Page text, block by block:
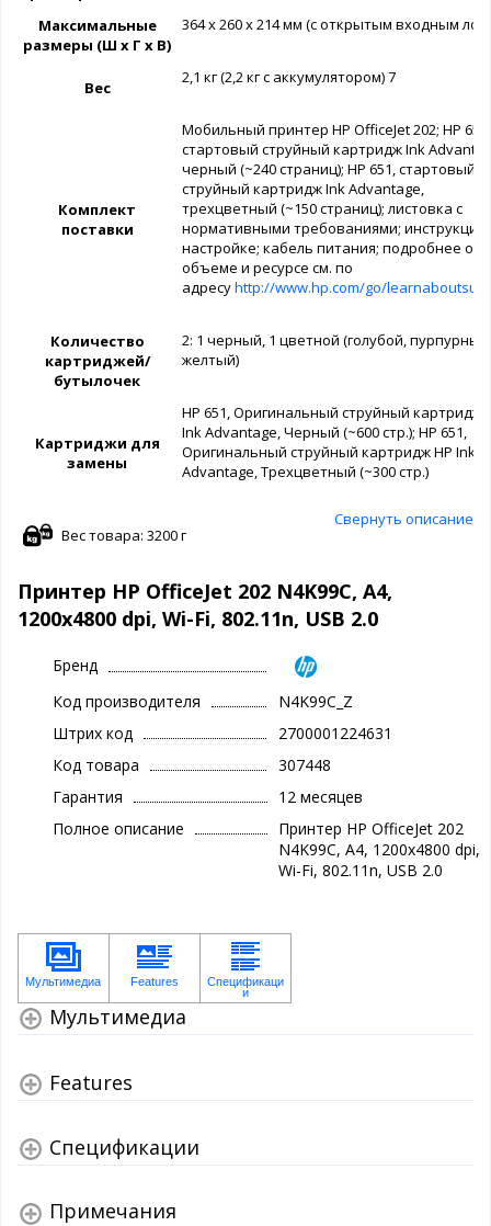
Максимальные
размеры (Ш x Г x В)
364 x 260 x 214 мм (с открытым входным
Вес
2,1 кг (2,2 кг с аккумулятором)7
Комплект
поставки
Мобильный принтер HP OfficeJet 202; HP 651,
стартовый струйный картридж Ink
черный (~240 страниц); HP 651, стартовый
струйный картридж Ink Advantage,
трехцветный (~150 страниц); листовка с
нормативными требованиями; инструкция
настройке; кабель питания; подробнее об
объеме и ресурсе см. по
адресуhttp://www.hp.com/go/
Количество
картриджей/
бутылочек
2: 1 черный, 1 цветной (голубой, пурпурный,
желтый)
Картриджи для
замены
HP 651, Оригинальный струйный картридж
Ink Advantage, Черный (~600 стр.); HP 651,
Оригинальный струйный картридж HP Ink
Advantage, Трехцветный (~300 стр.)
Свернуть описание
Вес товара: 3200 г
Принтер HP OfficeJet 202 N4K99C, A4,
1200x4800 dpi, Wi-Fi, 802.11n, USB 2.0
Бренд
Код производителя
N4K99C_Z
Штрих код
2700001224631
Код товара
307448
Гарантия
12 месяцев
Полное описание
Принтер HP OfficeJet 202
N4K99C, A4, 1200x4800 dpi,
Wi-Fi, 802.11n, USB 2.0
Мультимедиа
Features
Спецификации
Примечания